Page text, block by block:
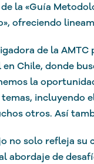
la «Guía
ofreciendo
de la
Chile, donde
la
incluyendo
otros. Así
no solo refleja
abordaje de